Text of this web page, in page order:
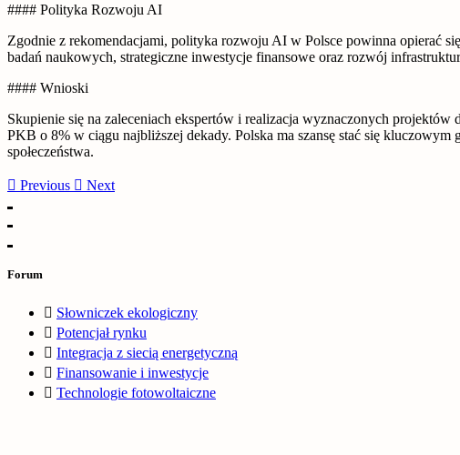
#### Polityka Rozwoju AI
Zgodnie z rekomendacjami, polityka rozwoju AI w Polsce powinna opierać
badań naukowych, strategiczne inwestycje finansowe oraz rozwój
#### Wnioski
Skupienie się na zaleceniach ekspertów i realizacja wyznaczonych
PKB o 8% w ciągu najbliższej dekady. Polska ma szansę stać się
społeczeństwa.
Previous Next
Forum
Słowniczek ekologiczny
Potencjał rynku
Integracja z siecią energetyczną
Finansowanie i inwestycje
Technologie fotowoltaiczne